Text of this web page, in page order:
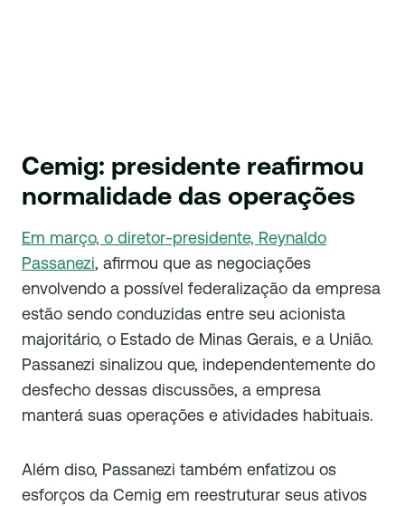
Cemig: presidente reafirmou
normalidade das operações
Em março, o diretor-presidente, Reynaldo
Passanezi, afirmou que as negociações
envolvendo a possível federalização da empresa
estão sendo conduzidas entre seu acionista
majoritário, o Estado de Minas Gerais, e a União.
Passanezi sinalizou que, independentemente do
desfecho dessas discussões, a empresa
manterá suas operações e atividades habituais.
Além diso, Passanezi também enfatizou os
esforços da Cemig em reestruturar seus ativos